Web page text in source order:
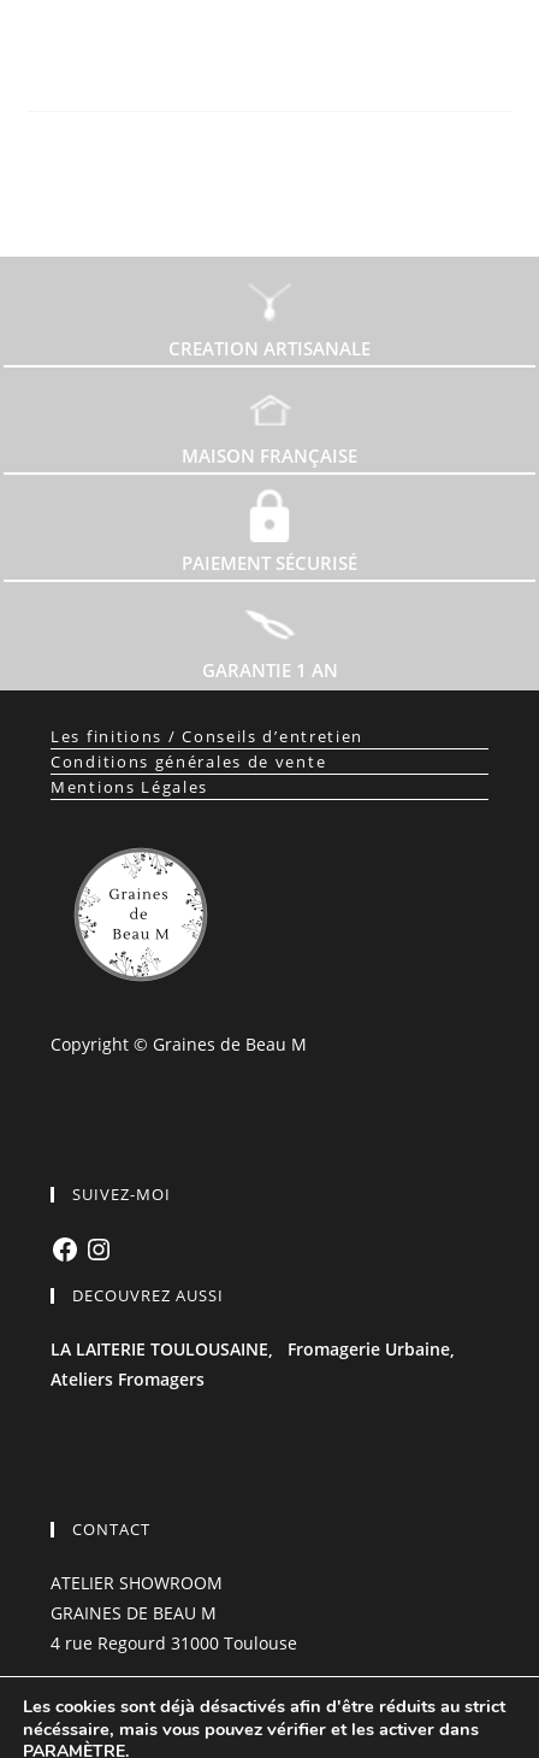
CREATION ARTISANALE
MAISON FRANÇAISE
PAIEMENT SÉCURISÉ
GARANTIE 1 AN
Les finitions / Conseils d’entretien
Conditions générales de vente
Mentions Légales
Copyright © Graines de Beau M
SUIVEZ-MOI
FacebookInstagram
DECOUVREZ AUSSI
LA LAITERIE TOULOUSAINE, Fromagerie Urbaine,
Ateliers Fromagers
CONTACT
ATELIER SHOWROOM
GRAINES DE BEAU M
4 rue Regourd 31000 Toulouse
grainesdebeau-m@hotmail.com
06.85.23.99.01
Les cookies sont déjà désactivés afin d'être réduits au strict
nécéssaire, mais vous pouvez vérifier et les activer dans
PARAMÈTRE.